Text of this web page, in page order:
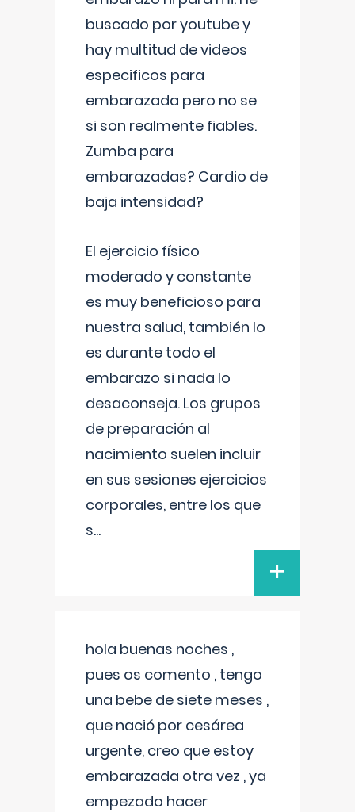
buscado por youtube y
hay multitud de videos
especificos para
embarazada pero no se
si son realmente fiables.
Zumba para
embarazadas? Cardio de
baja intensidad?
El ejercicio físico
moderado y constante
es muy beneficioso para
nuestra salud, también lo
es durante todo el
embarazo si nada lo
desaconseja. Los grupos
de preparación al
nacimiento suelen incluir
en sus sesiones ejercicios
corporales, entre los que
s...
+
hola buenas noches ,
pues os comento , tengo
una bebe de siete meses ,
que nació por cesárea
urgente, creo que estoy
embarazada otra vez , ya
empezado hacer